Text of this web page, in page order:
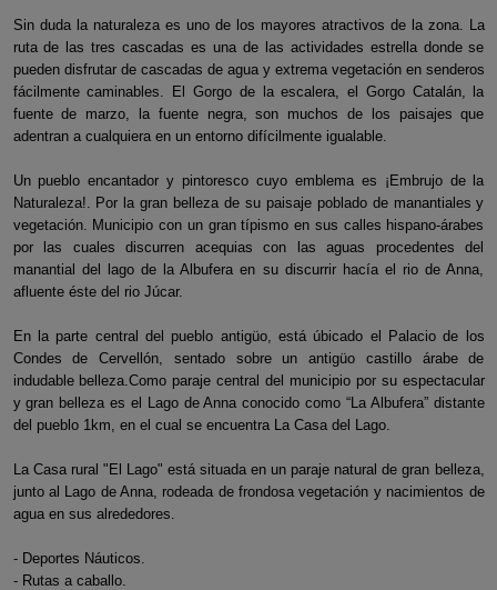
Sin duda la naturaleza es uno de los mayores atractivos de la zona. La
ruta de las tres cascadas es una de las actividades estrella donde se
pueden disfrutar de cascadas de agua y extrema vegetación en senderos
fácilmente caminables. El Gorgo de la escalera, el Gorgo Catalán, la
fuente de marzo, la fuente negra, son muchos de los paisajes que
adentran a cualquiera en un entorno difícilmente igualable.
Un pueblo encantador y pintoresco cuyo emblema es ¡Embrujo de la
Naturaleza!. Por la gran belleza de su paisaje poblado de manantiales y
vegetación. Municipio con un gran típismo en sus calles hispano-árabes
por las cuales discurren acequias con las aguas procedentes del
manantial del lago de la Albufera en su discurrir hacía el rio de Anna,
afluente éste del rio Júcar.
En la parte central del pueblo antigüo, está úbicado el Palacio de los
Condes de Cervellón, sentado sobre un antigüo castillo árabe de
indudable belleza.Como paraje central del municipio por su espectacular
y gran belleza es el Lago de Anna conocido como “La Albufera” distante
del pueblo 1km, en el cual se encuentra La Casa del Lago.
La Casa rural "El Lago" está situada en un paraje natural de gran belleza,
junto al Lago de Anna, rodeada de frondosa vegetación y nacimientos de
agua en sus alrededores.
- Deportes Náuticos.
- Rutas a caballo.